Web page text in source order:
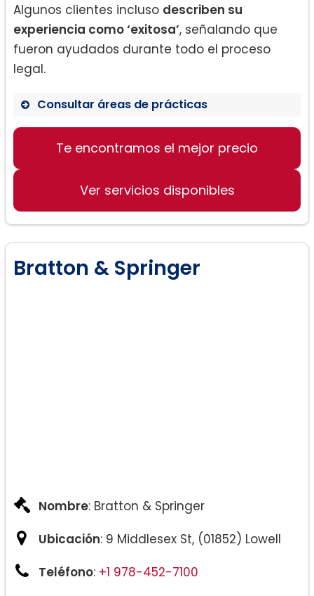
Algunos clientes incluso describen su
experiencia como ‘exitosa’, señalando que
fueron ayudados durante todo el proceso
legal.
Consultar áreas de prácticas
Derecho de divorcio
Asuntos legales generales
Te encontramos el mejor precio
Ver servicios disponibles
Bratton & Springer
Nombre: Bratton & Springer
Ubicación: 9 Middlesex St, (01852) Lowell
Teléfono: +1 978-452-7100